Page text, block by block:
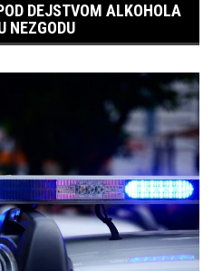
DEJSTVOM ALKOHOLA
NEZGODU